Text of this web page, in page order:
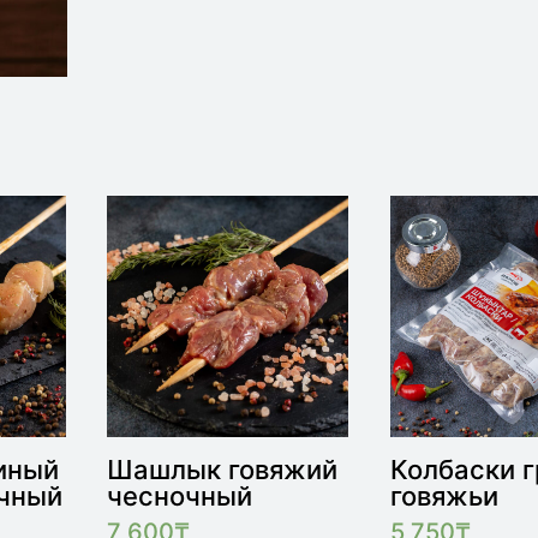
Шашлык говяжий
чесночный
7 600₸
Колбаски
говяжьи
5 750₸